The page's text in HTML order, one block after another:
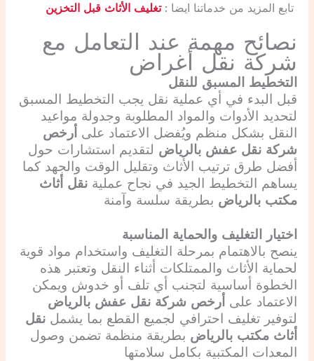
تابع المزيد من خدماتنا ايضا :تغليف الأثاث قبل التخزين
نصائح مهمة عند التعامل مع
شركة نقل أغراض
التخطيط المسبق للنقل
قبل البدء في أي عملية نقل يجب التخطيط المسبق
لتحديد الأدوات والمواد المطلوبة وجدولة مواعيد
النقل بشكل منظم ويُفضل الاعتماد على أرخص
شركة نقل عفش بالرياض لتقديم استشارات حول
أفضل طرق ترتيب الأثاث وتقليل الوقت والجهد كما
يساهم التخطيط الجيد في نجاح عملية نقل أثاث
مكتب بالرياض بطريقة سلسة وآمنة
اختيار التغليف والحماية المناسبة
ينصح بالاهتمام بمرحلة التغليف واستخدام مواد قوية
لحماية الأثاث والممتلكات أثناء النقل وتعتبر هذه
الخطوة أساسية لتجنب أي تلف أو خدوش ويمكن
الاعتماد على أرخص شركة نقل عفش بالرياض
لتوفير تغليف احترافي لجميع القطع بما يشمل نقل
أثاث مكتب بالرياض بطريقة منظمة تضمن وصول
المعدات المكتبية بكامل سلامتها